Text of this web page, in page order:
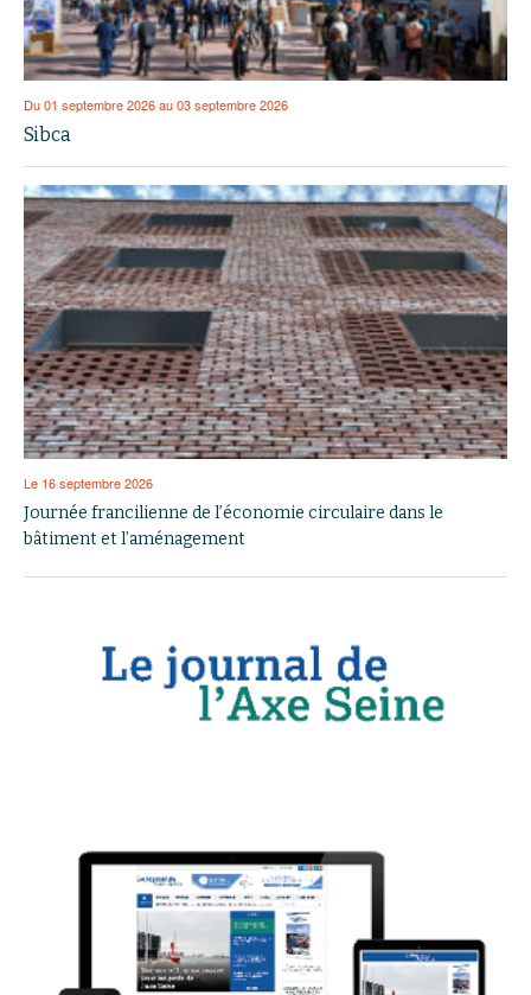
Du 01 septembre 2026 au 03 septembre 2026
Sibca
Le 16 septembre 2026
Journée francilienne de l’économie circulaire dans le
bâtiment et l’aménagement